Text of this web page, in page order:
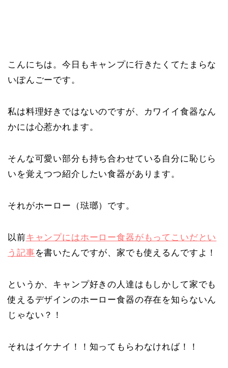
こんにちは。今日もキャンプに行きたくてたまらな
いぽんごーです。
私は料理好きではないのですが、カワイイ食器なん
かには心惹かれます。
そんな可愛い部分も持ち合わせている自分に恥じら
いを覚えつつ紹介したい食器があります。
それがホーロー（琺瑯）です。
以前キャンプにはホーロー食器がもってこいだとい
う記事 を書いたんですが、家でも使えるんですよ！
というか、キャンプ好きの人達はもしかして家でも
使えるデザインのホーロー食器の存在を知らないん
じゃない？！
それはイケナイ！！知ってもらわなければ！！